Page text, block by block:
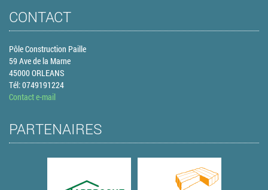
CONTACT
Pôle Construction Paille
59 Ave de la Marne
45000 ORLEANS
Tél: 0749191224
Contact e-mail
PARTENAIRES